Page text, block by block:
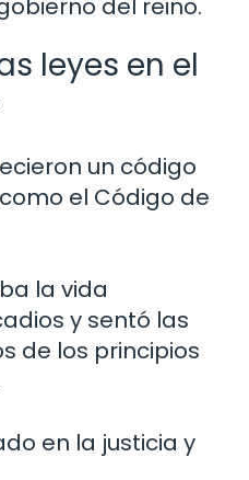
del reino.
leyes en el
un código
el Código de
la vida
y sentó las
de los principios
en la justicia y